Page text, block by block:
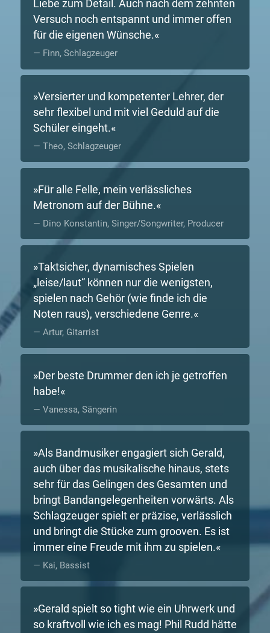
Liebe zum Detail. Auch nach dem zehnten
Versuch noch entspannt und immer offen
für die eigenen Wünsche.
Finn, Schlagzeuger
Versierter und kompetenter Lehrer, der
sehr flexibel und mit viel Geduld auf die
Schüler eingeht.
Theo, Schlagzeuger
Für alle Felle, mein verlässliches
Metronom auf der Bühne.
Dino Konstantin, Singer/Songwriter, Producer
Taktsicher, dynamisches Spielen
„leise/laut“ können nur die wenigsten,
spielen nach Gehör (wie finde ich die
Noten raus), verschiedene Genre.
Artur, Gitarrist
Der beste Drummer den ich je getroffen
habe!
Vanessa, Sängerin
Als Bandmusiker engagiert sich Gerald,
auch über das musikalische hinaus, stets
sehr für das Gelingen des Gesamten und
bringt Bandangelegenheiten vorwärts. Als
Schlagzeuger spielt er präzise, verlässlich
und bringt die Stücke zum grooven. Es ist
immer eine Freude mit ihm zu spielen.
Kai, Bassist
Gerald spielt so tight wie ein Uhrwerk und
so kraftvoll wie ich es mag! Phil Rudd hätte